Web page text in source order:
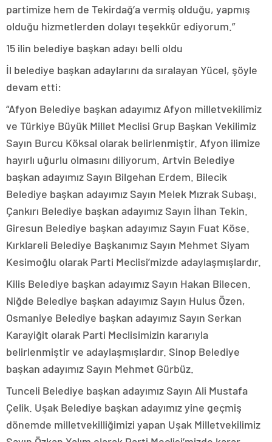
partimize hem de Tekirdağ’a vermiş olduğu, yapmış
olduğu hizmetlerden dolayı teşekkür ediyorum.”
15 ilin belediye başkan adayı belli oldu
İl belediye başkan adaylarını da sıralayan Yücel, şöyle
devam etti:
“Afyon Belediye başkan adayımız Afyon milletvekilimiz
ve Türkiye Büyük Millet Meclisi Grup Başkan Vekilimiz
Sayın Burcu Köksal olarak belirlenmiştir. Afyon ilimize
hayırlı uğurlu olmasını diliyorum. Artvin Belediye
başkan adayımız Sayın Bilgehan Erdem. Bilecik
Belediye başkan adayımız Sayın Melek Mızrak Subaşı.
Çankırı Belediye başkan adayımız Sayın İlhan Tekin.
Giresun Belediye başkan adayımız Sayın Fuat Köse.
Kırklareli Belediye Başkanımız Sayın Mehmet Siyam
Kesimoğlu olarak Parti Meclisi’mizde adaylaşmışlardır.
Kilis Belediye başkan adayımız Sayın Hakan Bilecen.
Niğde Belediye başkan adayımız Sayın Hulus Özen,
Osmaniye Belediye başkan adayımız Sayın Serkan
Karayiğit olarak Parti Meclisimizin kararıyla
belirlenmiştir ve adaylaşmışlardır. Sinop Belediye
başkan adayımız Sayın Mehmet Gürbüz.
Tunceli Belediye başkan adayımız Sayın Ali Mustafa
Çelik. Uşak Belediye başkan adayımız yine geçmiş
dönemde milletvekilliğimizi yapan Uşak Milletvekilimiz